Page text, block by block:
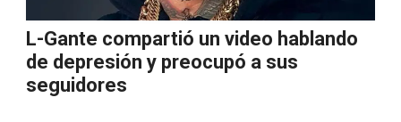
L-Gante compartió un video hablando
de depresión y preocupó a sus
seguidores